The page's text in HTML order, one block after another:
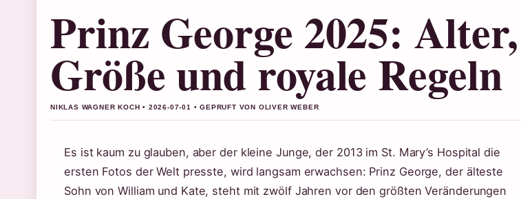
Prinz George 2025: Alter,
Größe und royale Regeln
NIKLAS WAGNER KOCH • 2026-07-01 • GEPRUFT VON OLIVER WEBER
Es ist kaum zu glauben, aber der kleine Junge, der 2013 im St. Mary’s Hospital die
ersten Fotos der Welt presste, wird langsam erwachsen: Prinz George, der älteste
Sohn von William und Kate, steht mit zwölf Jahren vor den größten Veränderungen